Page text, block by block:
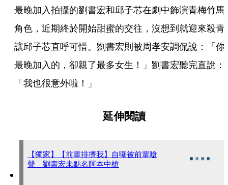
最晚加入拍攝的劉書宏和邱子芯在劇中飾演青梅竹馬
角色，近期終於開始甜蜜的交往，沒想到就迎來殺青
讓邱子芯直呼可惜。劉書宏則被周孝安調侃說：「你
最晚加入的，卻親了最多女生！」劉書宏聽完直說：
「我也很意外啦！」
延伸閱讀
【獨家】【前輩排擠我】自曝被前輩嗆
聲 劉書宏未點名阿本中槍